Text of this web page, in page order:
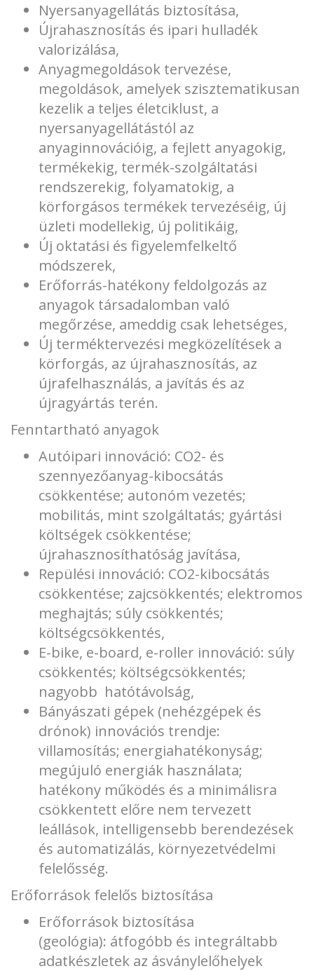
Nyersanyagellátás biztosítása,
Újrahasznosítás és ipari hulladék
valorizálása,
Anyagmegoldások tervezése,
megoldások, amelyek szisztematikusan
kezelik a teljes életciklust, a
nyersanyagellátástól az
anyaginnovációig, a fejlett anyagokig,
termékekig, termék-szolgáltatási
rendszerekig, folyamatokig, a
körforgásos termékek tervezéséig, új
üzleti modellekig, új politikáig,
Új oktatási és figyelemfelkeltő
módszerek,
Erőforrás-hatékony feldolgozás az
anyagok társadalomban való
megőrzése, ameddig csak lehetséges,
Új terméktervezési megközelítések a
körforgás, az újrahasznosítás, az
újrafelhasználás, a javítás és az
újragyártás terén.
Fenntartható anyagok
Autóipari innováció: CO2- és
szennyezőanyag-kibocsátás
csökkentése; autonóm vezetés;
mobilitás, mint szolgáltatás; gyártási
költségek csökkentése;
újrahasznosíthatóság javítása,
Repülési innováció: CO2-kibocsátás
csökkentése; zajcsökkentés; elektromos
meghajtás; súly csökkentés;
költségcsökkentés,
E-bike, e-board, e-roller innováció: súly
csökkentés; költségcsökkentés;
nagyobb hatótávolság,
Bányászati gépek (nehézgépek és
drónok) innovációs trendje:
villamosítás; energiahatékonyság;
megújuló energiák használata;
hatékony működés és a minimálisra
csökkentett előre nem tervezett
leállások, intelligensebb berendezések
és automatizálás, környezetvédelmi
felelősség.
Erőforrások felelős biztosítása
Erőforrások biztosítása
(geológia): átfogóbb és integráltabb
adatkészletek az ásványlelőhelyek